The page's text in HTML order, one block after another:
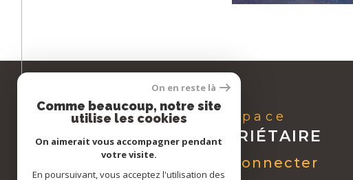
Espace
PROPRIÉTAIRE
Se connecter
On en reste là
Comme beaucoup, notre site
utilise les cookies
On aimerait vous accompagner pendant
votre visite.
En poursuivant, vous acceptez l'utilisation des